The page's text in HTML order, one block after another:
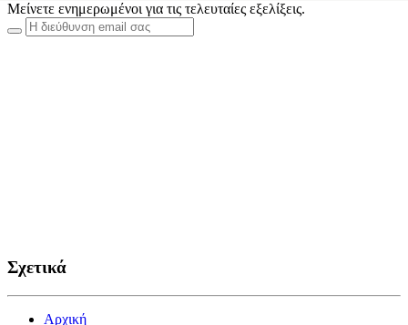
Μείνετε ενημερωμένοι για τις τελευταίες εξελίξεις.
Σχετικά
Αρχική